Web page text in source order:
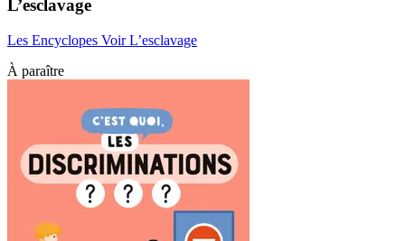
L’esclavage
Les Encyclopes Voir L’esclavage
À paraître